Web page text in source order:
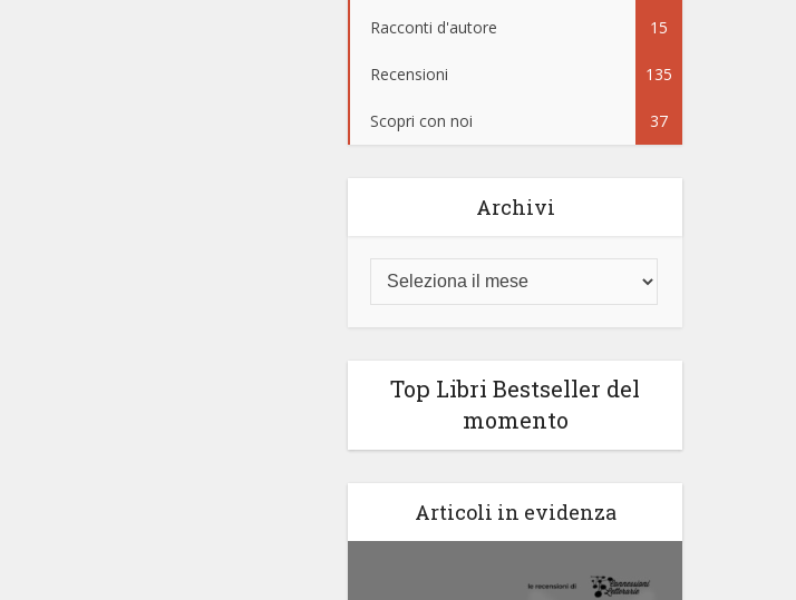
Racconti d'autore 15
Recensioni 135
Scopri con noi 37
Archivi
Top Libri Bestseller del
momento
Articoli in evidenza